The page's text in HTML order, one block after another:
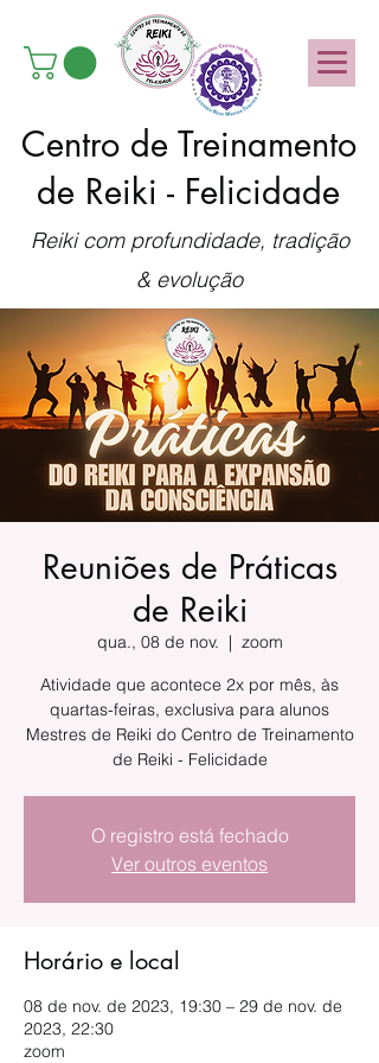
Centro de Treinamento
de Reiki - Felicidade
Reiki com profundidade, tradição
& evolução
Reuniões de Práticas
de Reiki
qua., 08 de nov.
  |
zoom
Atividade que acontece 2x por mês, às
quartas-feiras, exclusiva para alunos
Mestres de Reiki do Centro de Treinamento
de Reiki - Felicidade
O registro está fechado
Ver outros eventos
Horário e local
08 de nov. de 2023, 19:30 – 29 de nov. de
2023, 22:30
zoom